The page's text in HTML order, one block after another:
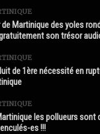
de Martinique des yoles
son trésor
de 1ère nécessité en
les pollueurs sont
es !!!